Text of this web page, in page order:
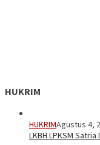
HUKRIM
HUKRIMAgustus 4,
LKBH LPKSM